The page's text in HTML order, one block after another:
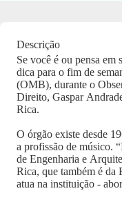
Descrição
Se você é ou pensa em
dica para o fim de
(OMB), durante o
Direito, Gaspar
Rica.
O órgão existe desde
a profissão de músico.
de Engenharia e
Rica, que também é da
atua na instituição -